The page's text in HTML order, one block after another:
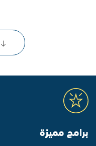
برامج مميزة